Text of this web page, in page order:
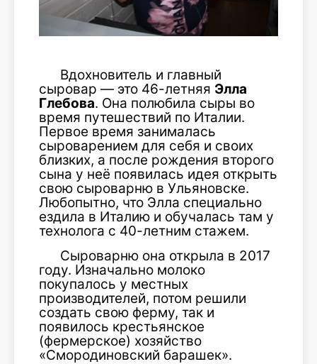
Вдохновитель и главный
сыровар — это 46-летняя Элла
Глебова. Она полюбила сыры во
время путешествий по Италии.
Первое время занималась
сыроварением для себя и своих
близких, а после рождения второго
сына у неё появилась идея открыть
свою сыроварню в Ульяновске.
Любопытно, что Элла специально
ездила в Италию и обучалась там у
технолога с 40-летним стажем.
Сыроварню она открыла в 2017
году. Изначально молоко
покупалось у местных
производителей, потом решили
создать свою ферму, так и
появилось крестьянское
(фермерское) хозяйство
«Смородиновский барашек».